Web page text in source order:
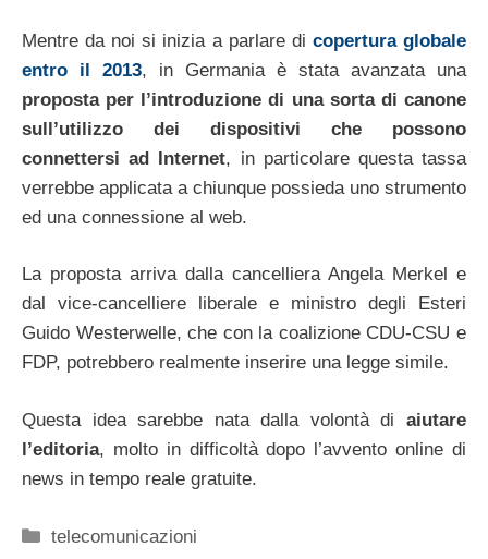
Mentre da noi si inizia a parlare di copertura globale
entro il 2013, in Germania è stata avanzata una
proposta per l’introduzione di una sorta di canone
sull’utilizzo dei dispositivi che possono
connettersi ad Internet, in particolare questa tassa
verrebbe applicata a chiunque possieda uno strumento
ed una connessione al web.
La proposta arriva dalla cancelliera Angela Merkel e
dal vice-cancelliere liberale e ministro degli Esteri
Guido Westerwelle, che con la coalizione CDU-CSU e
FDP, potrebbero realmente inserire una legge simile.
Questa idea sarebbe nata dalla volontà di aiutare
l’editoria, molto in difficoltà dopo l’avvento online di
news in tempo reale gratuite.
Categorie
telecomunicazioni